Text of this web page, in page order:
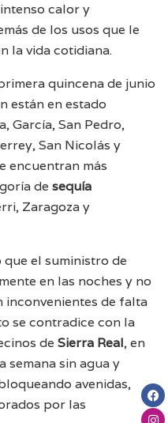
calor y
de los usos que le
la vida cotidiana.
quincena de junio
están en estado
García, San Pedro,
San Nicolás y
encuentran más
de sequía
Zaragoza y
que el suministro de
en las noches y no
inconvenientes de falta
se contradice con la
de Sierra Real, en
semana sin agua y
avenidas,
por las